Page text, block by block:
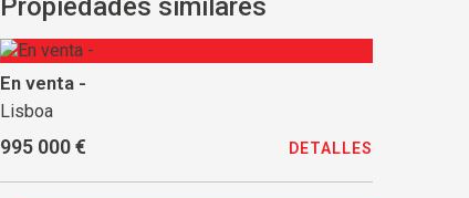
Propiedades similares
En venta -
Lisboa
995 000 € DETALLES